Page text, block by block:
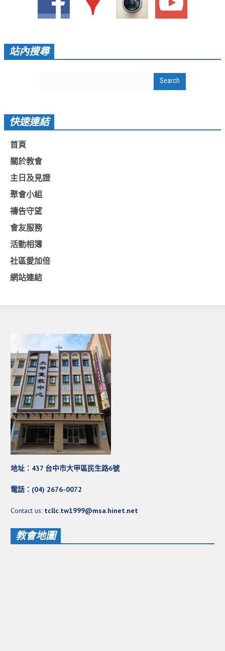
課後陪讀班資訊
網站連結
聖經 和合本
每日研經釋義
信望愛全球資訊網
蒲公英希望基金會
好消息衛星電視台
基督教今日報
作伙來聽上帝的話
站內搜尋
快速連結
首頁
關於教會
主日及見證
聚會小組
禱告守望
會友服務
活動相簿
社區愛加倍
網站連結
地址：437 台中市大甲區民生路6號
電話：(04) 2676-0072
Contact us: tcllc.tw1999@msa.hinet.net
教會地圖